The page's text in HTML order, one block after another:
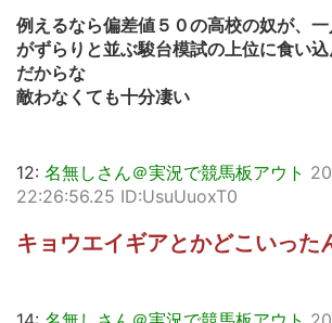
例えるなら偏差値５０の高校の奴が、
がずらりと並ぶ駿台模試の上位に食い
だからな
敵わなくても十分凄い
12: 名無しさん＠実況で競馬板アウト
22:26:56.25 ID:UsuUuoxT0
キョウエイギアとかどこいった